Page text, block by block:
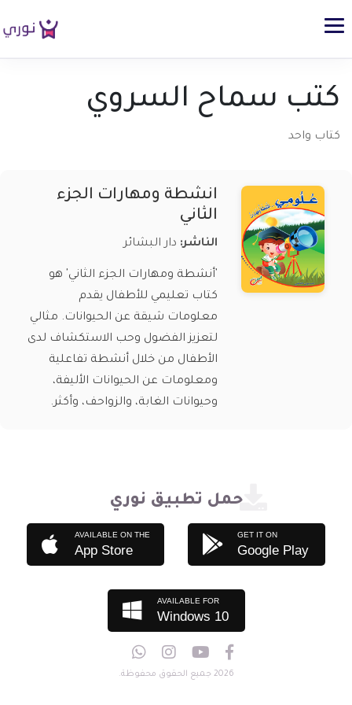
كتب سماح السروي
كتاب واحد
انشطة ومهارات الجزء
الثاني
الناشر: دار البشائر
'أنشطة ومهارات الجزء الثاني' هو
كتاب تعليمي للأطفال يقدم
معلومات شيقة عن الحيوانات. مثالي
لتعزيز الفضول وحب الاستكشاف لدى
الأطفال من خلال أنشطة تفاعلية
ومعلومات عن الحيوانات الأليفة،
وحيوانات الغابة، والزواحف، وأكثر.
حمل تطبيق نوري
AVAILABLE ON THE
App Store
GET IT ON
Google Play
AVAILABLE FOR
Windows 10
2026 جميع الحقوق محفوظة.